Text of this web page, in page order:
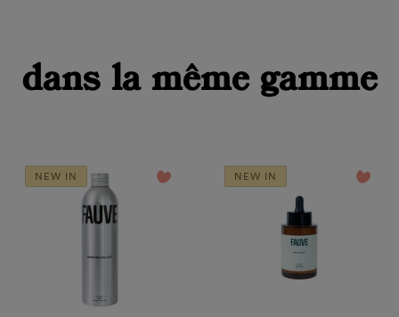
dans la même gamme
NEW IN favorite_border NEW IN favorite_border